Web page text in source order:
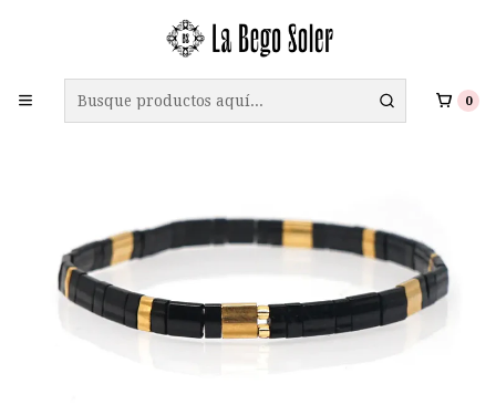
0
ENVÍO GRATIS A TODO CHILE EN COMPRAS SOBRE $69.990